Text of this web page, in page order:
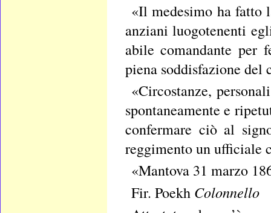
«Il medesimo ha fatto
anziani luogotenenti
abile comandante per
piena soddisfazione del
«Circostanze,
spontaneamente e
confermare ciò al
reggimento un ufficiale
«Mantova 31 marzo
Fir. Poekh Colonnello